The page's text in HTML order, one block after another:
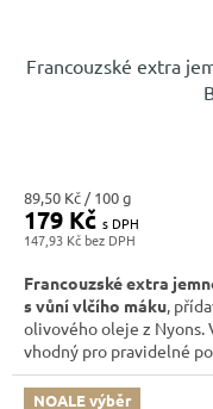
Francouzské extra
147,93 Kč
179 Kč
Měrná
cena:
89,50 Kč / 100 g
Francouzské extra
s vůní vlčího máku,
olivového oleje z Nyons.
vhodný pro pravidelné
NOALE výběr